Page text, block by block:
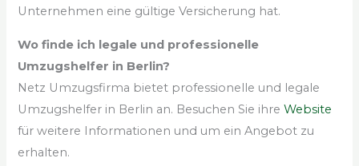
Unternehmen eine gültige Versicherung hat.
Wo finde ich legale und professionelle
Umzugshelfer in Berlin?
Netz Umzugsfirma bietet professionelle und legale
Umzugshelfer in Berlin an. Besuchen Sie ihre Website
für weitere Informationen und um ein Angebot zu
erhalten.